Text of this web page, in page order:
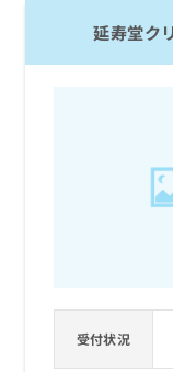
延寿堂ク
受付状況